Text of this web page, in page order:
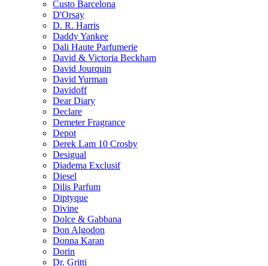
Custo Barcelona
D'Orsay
D. R. Harris
Daddy Yankee
Dali Haute Parfumerie
David & Victoria Beckham
David Jourquin
David Yurman
Davidoff
Dear Diary
Declare
Demeter Fragrance
Depot
Derek Lam 10 Crosby
Desigual
Diadema Exclusif
Diesel
Dilis Parfum
Diptyque
Divine
Dolce & Gabbana
Don Algodon
Donna Karan
Dorin
Dr. Gritti